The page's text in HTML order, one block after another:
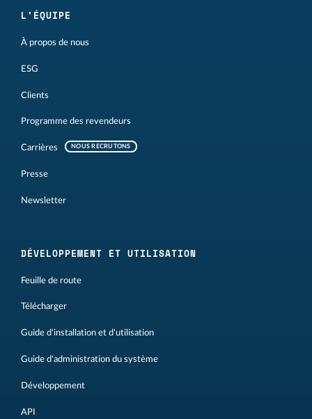
L'ÉQUIPE
À propos de nous
ESG
Clients
Programme des revendeurs
Carrières NOUS RECRUTONS
Presse
Newsletter
DÉVELOPPEMENT ET UTILISATION
Feuille de route
Télécharger
Guide d'installation et d'utilisation
Guide d'administration du système
Développement
API